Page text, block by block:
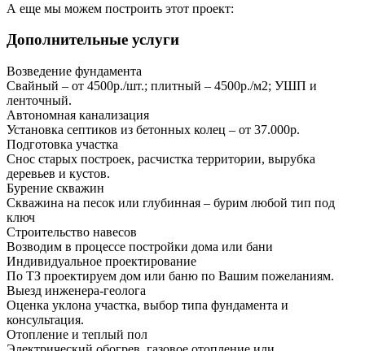
А еще мы можем построить этот проект:
Дополнительные услуги
Возведение фундамента
Свайный – от 4500р./шт.; плитный – 4500р./м2; УШП и
ленточный.
Автономная канализация
Установка септиков из бетонных колец – от 37.000р.
Подготовка участка
Снос старых построек, расчистка территории, вырубка
деревьев и кустов.
Бурение скважин
Скважина на песок или глубинная – бурим любой тип под
ключ
Строительство навесов
Возводим в процессе постройки дома или бани
Индивидуальное проектирование
По ТЗ проектируем дом или баню по Вашим пожеланиям.
Выезд инженера-геолога
Оценка уклона участка, выбор типа фундамента и
консультация.
Отопление и теплый пол